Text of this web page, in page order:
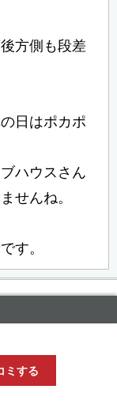
方側も段差
日はポカポ
ハウスさん
せんね。
す。
ミする